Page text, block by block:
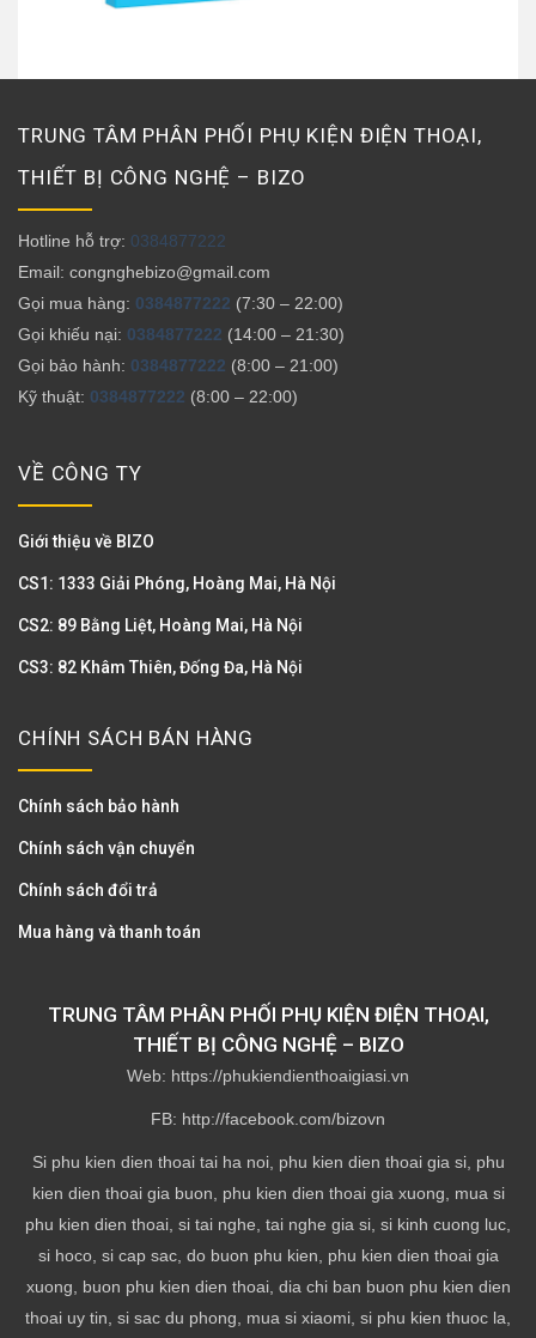
TRUNG TÂM PHÂN PHỐI PHỤ KIỆN ĐIỆN THOẠI,
THIẾT BỊ CÔNG NGHỆ – BIZO
Hotline hỗ trợ: 0384877222
Email: congnghebizo@gmail.com
Gọi mua hàng: 0384877222 (7:30 – 22:00)
Gọi khiếu nại: 0384877222 (14:00 – 21:30)
Gọi bảo hành: 0384877222 (8:00 – 21:00)
Kỹ thuật: 0384877222 (8:00 – 22:00)
VỀ CÔNG TY
Giới thiệu về BIZO
CS1: 1333 Giải Phóng, Hoàng Mai, Hà Nội
CS2: 89 Bằng Liệt, Hoàng Mai, Hà Nội
CS3: 82 Khâm Thiên, Đống Đa, Hà Nội
CHÍNH SÁCH BÁN HÀNG
Chính sách bảo hành
Chính sách vận chuyển
Chính sách đổi trả
Mua hàng và thanh toán
TRUNG TÂM PHÂN PHỐI PHỤ KIỆN ĐIỆN THOẠI,
THIẾT BỊ CÔNG NGHỆ – BIZO
Web: https://phukiendienthoaigiasi.vn
FB: http://facebook.com/bizovn
Si phu kien dien thoai tai ha noi, phu kien dien thoai gia si, phu
kien dien thoai gia buon, phu kien dien thoai gia xuong, mua si
phu kien dien thoai, si tai nghe, tai nghe gia si, si kinh cuong luc,
si hoco, si cap sac, do buon phu kien, phu kien dien thoai gia
xuong, buon phu kien dien thoai, dia chi ban buon phu kien dien
thoai uy tin, si sac du phong, mua si xiaomi, si phu kien thuoc la,